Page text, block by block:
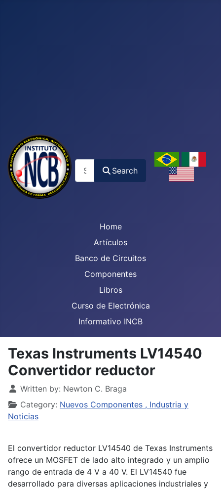
Search
Home
Artículos
Banco de Circuitos
Componentes
Libros
Curso de Electrónica
Informativo INCB
Texas Instruments LV14540
Convertidor reductor
Details
Written by: Newton C. Braga
Category: Nuevos Componentes , Industria y
Noticias
El convertidor reductor LV14540 de Texas Instruments
ofrece un MOSFET de lado alto integrado y un amplio
rango de entrada de 4 V a 40 V. El LV14540 fue
desarrollado para diversas aplicaciones industriales y